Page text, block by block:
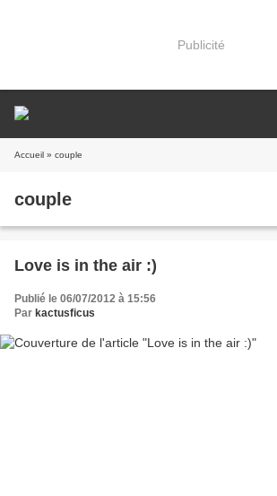
Publicité
Accueil » couple
couple
Love is in the air :)
Publié le 06/07/2012 à 15:56
Par kactusficus